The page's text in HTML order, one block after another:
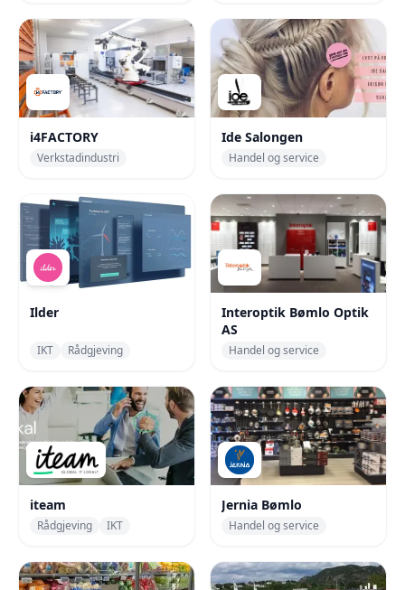
i4FACTORY
Verkstadindustri
Ide Salongen
Handel og service
Ilder
IKT Rådgjeving
Interoptik Bømlo Optik
AS
Handel og service
iteam
Rådgjeving IKT
Jernia Bømlo
Handel og service